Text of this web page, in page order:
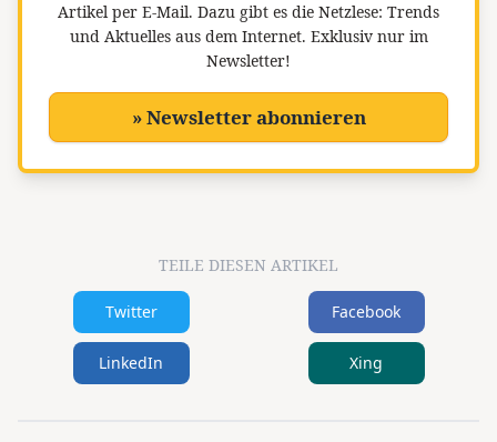
Artikel per E-Mail. Dazu gibt es die Netzlese: Trends
und Aktuelles aus dem Internet. Exklusiv nur im
Newsletter!
» Newsletter abonnieren
TEILE DIESEN ARTIKEL
Twitter Facebook
LinkedIn Xing